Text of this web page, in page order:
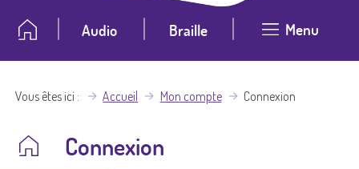
Audio Braille Menu
Vous êtes ici Accueil Mon compte Connexion
Connexion